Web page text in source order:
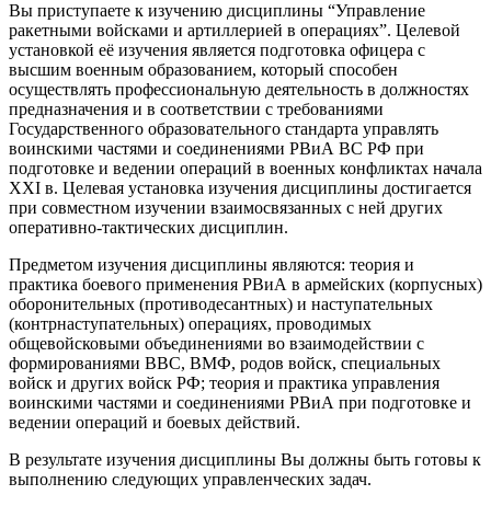
Вы приступаете к изучению дисциплины “Управление
ракетными войсками и артиллерией в операциях”. Целевой
установкой её изучения является подготовка офицера с
высшим военным образованием, который способен
осуществлять профессиональную деятельность в должностях
предназначения и в соответствии с требованиями
Государственного образовательного стандарта управлять
воинскими частями и соединениями РВиА ВС РФ при
подготовке и ведении операций в военных конфликтах начала
ХХI в. Целевая установка изучения дисциплины достигается
при совместном изучении взаимосвязанных с ней других
оперативно-тактических дисциплин.
Предметом изучения дисциплины являются: теория и
практика боевого применения РВиА в армейских (корпусных)
оборонительных (противодесантных) и наступательных
(контрнаступательных) операциях, проводимых
общевойсковыми объединениями во взаимодействии с
формированиями ВВС, ВМФ, родов войск, специальных
войск и других войск РФ; теория и практика управления
воинскими частями и соединениями РВиА при подготовке и
ведении операций и боевых действий.
В результате изучения дисциплины Вы должны быть готовы к
выполнению следующих управленческих задач.